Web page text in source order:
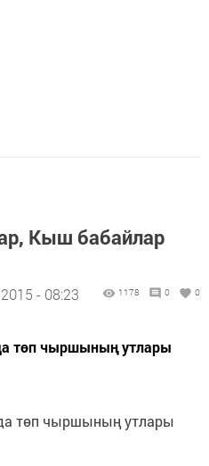
Кыш бабайлар
- 08:23 1178 0 0
төп чыршының утлары
төп чыршының утлары